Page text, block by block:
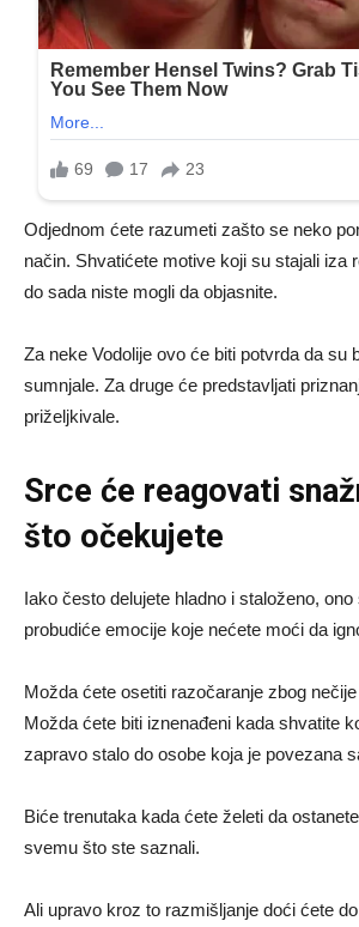
Odjednom ćete razumeti zašto se neko
način. Shvatićete motive koji su stajali iza
do sada niste mogli da objasnite.
Za neke Vodolije ovo će biti potvrda da su
sumnjale. Za druge će predstavljati
priželjkivale.
Srce će reagovati
što očekujete
Iako često delujete hladno i staloženo, ono
probudiće emocije koje nećete moći da
Možda ćete osetiti razočaranje zbog
Možda ćete biti iznenađeni kada shvatite
zapravo stalo do osobe koja je povezana
Biće trenutaka kada ćete želeti da
svemu što ste saznali.
Ali upravo kroz to razmišljanje doći ćete